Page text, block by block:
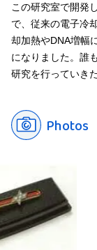
この研究室で開発
で、従来の電子冷
却加熱やDNA増幅
になりました。誰
研究を行っていき
Photos